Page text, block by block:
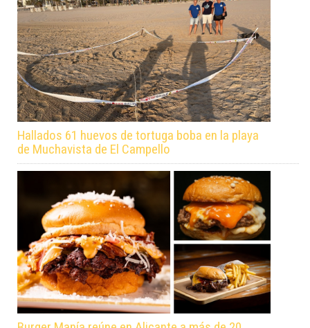
Hallados 61 huevos de tortuga boba en la playa
de Muchavista de El Campello